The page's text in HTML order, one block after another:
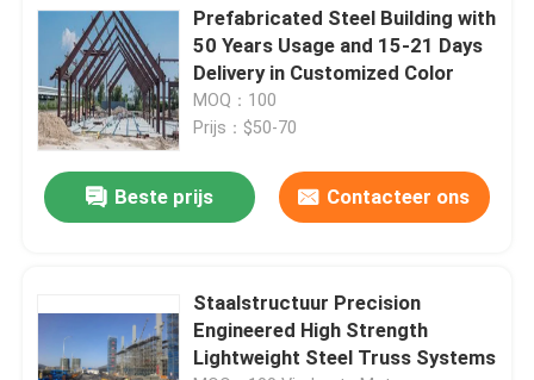
Prefabricated Steel Building with
50 Years Usage and 15-21 Days
Delivery in Customized Color
MOQ：100
Prijs：$50-70
Beste prijs Contacteer ons
Staalstructuur Precision
Engineered High Strength
Lightweight Steel Truss Systems